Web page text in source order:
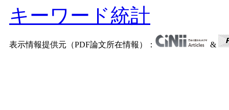
キーワード統計
表示情報提供元（PDF論文所在情報）： &